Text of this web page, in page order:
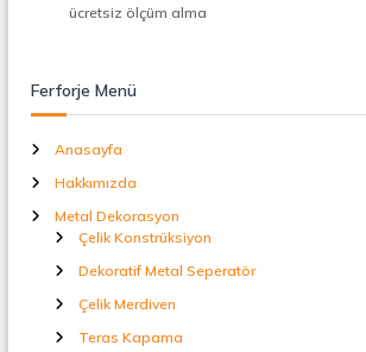
M
ücretsiz ölçüm alma
Ferforje Menü
Anasayfa
Hakkımızda
Metal Dekorasyon
Çelik Konstrüksiyon
Dekoratif Metal Seperatör
Çelik Merdiven
Teras Kapama